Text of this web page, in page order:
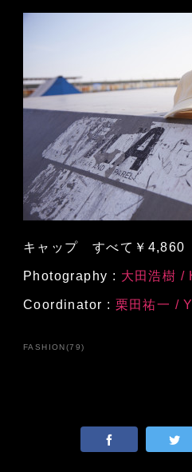
キャップ すべて￥4,860
Photography : 大田浩樹 /
Coordinator : 栗田祐一 /
FASHION (79)